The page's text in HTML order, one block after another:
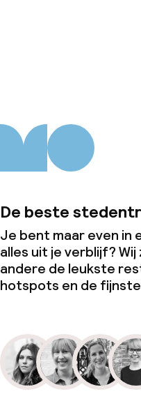
Beleid
Borg bij
De beste
Je bent maar even in
alles uit je verblijf?
andere de leukste
hotspots en de